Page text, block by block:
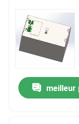
meilleur